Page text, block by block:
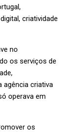
criatividade
no
os serviços de
agência criativa
operava em
os